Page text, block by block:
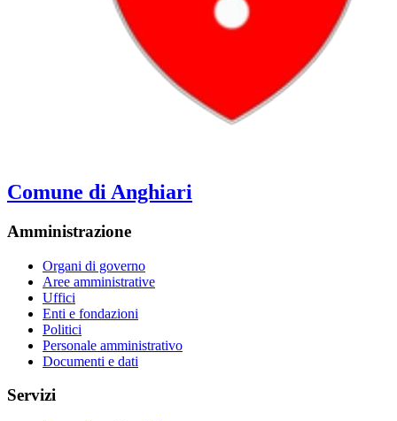
Comune di Anghiari
Amministrazione
Organi di governo
Aree amministrative
Uffici
Enti e fondazioni
Politici
Personale amministrativo
Documenti e dati
Servizi